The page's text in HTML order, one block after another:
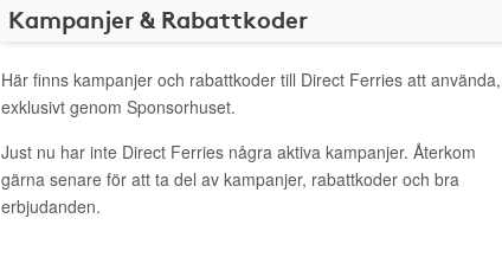
Kampanjer & Rabattkoder
Här finns kampanjer och rabattkoder till Direct Ferries att använda,
exklusivt genom Sponsorhuset.
Just nu har inte Direct Ferries några aktiva kampanjer. Återkom
gärna senare för att ta del av kampanjer, rabattkoder och bra
erbjudanden.